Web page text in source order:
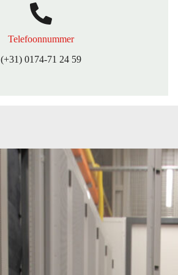
Telefoonnummer
(+31) 0174-71 24 59